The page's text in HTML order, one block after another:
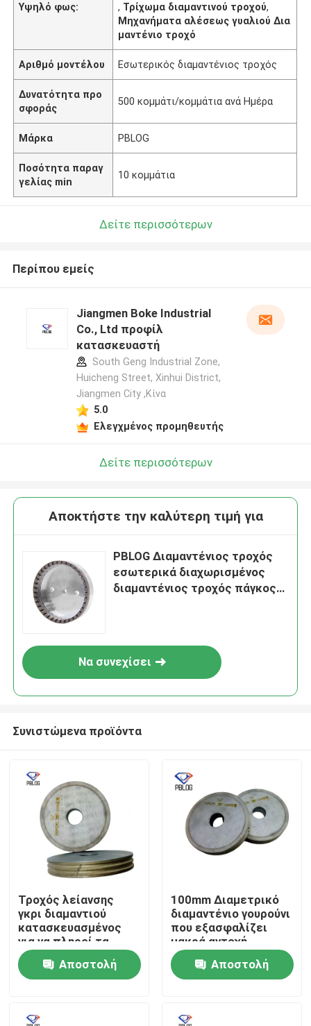
Αφήστε ένα μήνυμα
υποβολή
Αρχική Σελίδα
Προϊόντα
Σχετικά με εμάς
Υψηλό φως:
, Τρίχωμα διαμαντινού τροχού,
Μηχανήματα αλέσεως γυαλιού Δια
μαντένιο τροχό
Αριθμό μοντέλου Εσωτερικός διαμαντένιος τροχός
Δυνατότητα προ
σφοράς
500 κομμάτι/κομμάτια ανά Ημέρα
Μάρκα PBLOG
Ποσότητα παραγ
γελίας min
10 κομμάτια
Δείτε περισσότερων
Περίπου εμείς
Jiangmen Boke Industrial
Co., Ltd προφίλ
κατασκευαστή
South Geng Industrial Zone,
Huicheng Street, Xinhui District,
Jiangmen City ,Κίνα
5.0
Ελεγχμένος προμηθευτής
Δείτε περισσότερων
Αποκτήστε την καλύτερη τιμή για
PBLOG Διαμαντένιος τροχός
εσωτερικά διαχωρισμένος
διαμαντένιος τροχός πάγκος
Να συνεχίσει
Συνιστώμενα προϊόντα
Τροχός λείανσης
γκρι διαμαντιού
κατασκευασμένος
για να πληροί τα
πρότυπα λείανσης
γυαλιού,
προσφέροντας
Αποστολή
100mm Διαμετρικό
διαμαντένιο γουρούνι
που εξασφαλίζει
μακρά αντοχή
κατάλληλο για
εφαρμογές
μηχανικής ακριβείας
Αποστολή